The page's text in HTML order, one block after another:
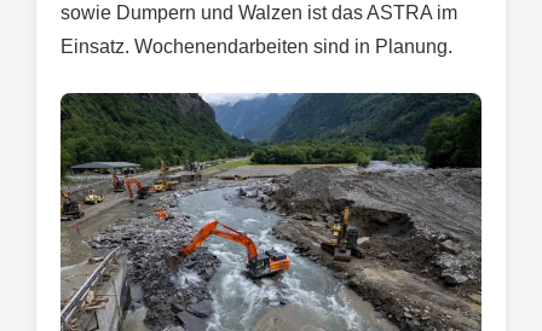
sowie Dumpern und Walzen ist das ASTRA im
Einsatz. Wochenendarbeiten sind in Planung.